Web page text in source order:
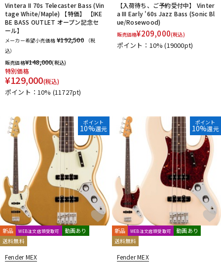
Vintera II 70s Telecaster Bass (Vin
tage White/Maple) 【特価】 【IKE
BE BASS OUTLET オープン記念セ
ール】
メーカー希望小売価格 ¥192,500
（税
込）
販売価格¥148,000(税込)
特別価格
¥129,000(税込)
ポイント：10% (11727pt)
【入荷待ち、ご予約受付中】 Vinter
a III Early '60s Jazz Bass (Sonic Bl
ue/Rosewood)
販売価格¥209,000(税込)
ポイント：10%(19000pt)
ポイント
10%還元
新品 WEB注文店頭受取可
動画あり
送料無料
Fender MEX
ポイント
10%還元
新品 WEB注文店頭受取可
動画あり
送料無料
Fender MEX